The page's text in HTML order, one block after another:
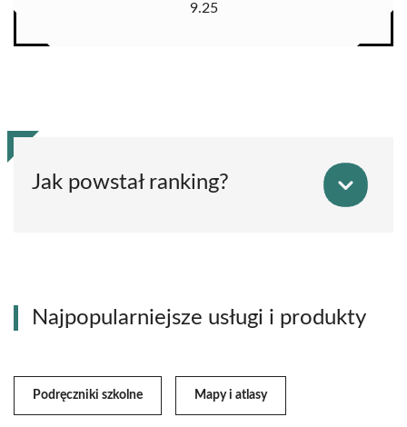
9.25
Jak powstał ranking?
Najpopularniejsze usługi i produkty
Podręczniki szkolne Mapy i atlasy